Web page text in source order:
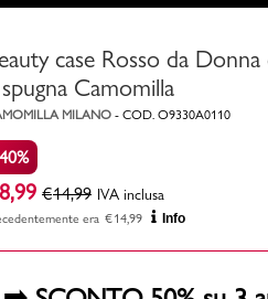
Acquista ora
VALIGIE CIAK
Consigli
case Rosso da
Camomilla
MILANO - COD. O9330A0110
8,99 €14,99 IVA inclusa
era €14,99 Info